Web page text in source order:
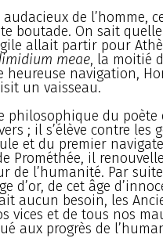
de l’homme,
boutade. On sait
allait partir pour
meae, la moitié
navigation,
un vaisseau.
philosophique du
; il s’élève contre les
et du premier
Prométhée, il
de l’humanité. Par
d’or, de cet âge
aucun besoin, les
vices et de tous nos
aux progrès de